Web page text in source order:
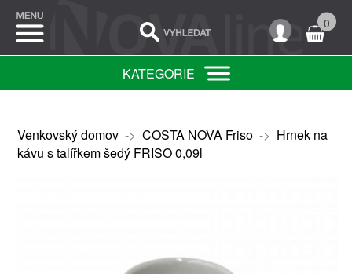
0
KATEGORIE
Venkovský domov-> COSTA NOVA Friso-> Hrnek na
kávu s talířkem šedý FRISO 0,09l